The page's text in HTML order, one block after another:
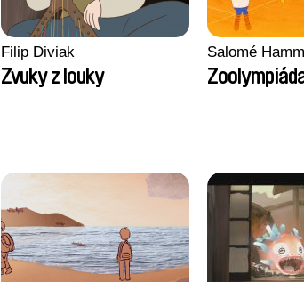
Filip Diviak
Zvuky z louky
Salomé